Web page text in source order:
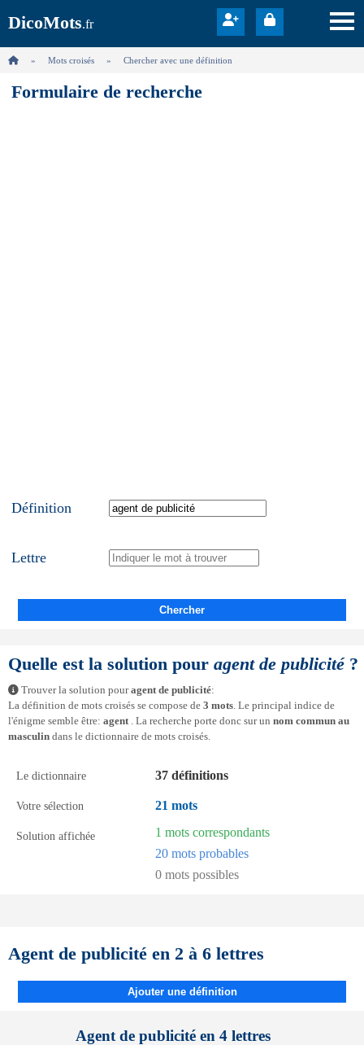
DicoMots.fr
Mots croisés Chercher avec une définition
Formulaire de recherche
Définition
Lettre
Chercher
Quelle est la solution pour agent de publicité?
Trouver la solution pouragent de publicité:
La définition de mots croisés se compose de 3 mots. Le principal indice de
l'énigme semble être: agent. La recherche porte donc sur un nom commun au
masculin dans le dictionnaire de mots croisés.
Le dictionnaire 37 définitions
Votre sélection 21 mots
Solution affichée
1 mots correspondants
20 mots probables
0 mots possibles
Agent de publicité en 2 à 6 lettres
Ajouter une définition
Agent de publicité en 4 lettres